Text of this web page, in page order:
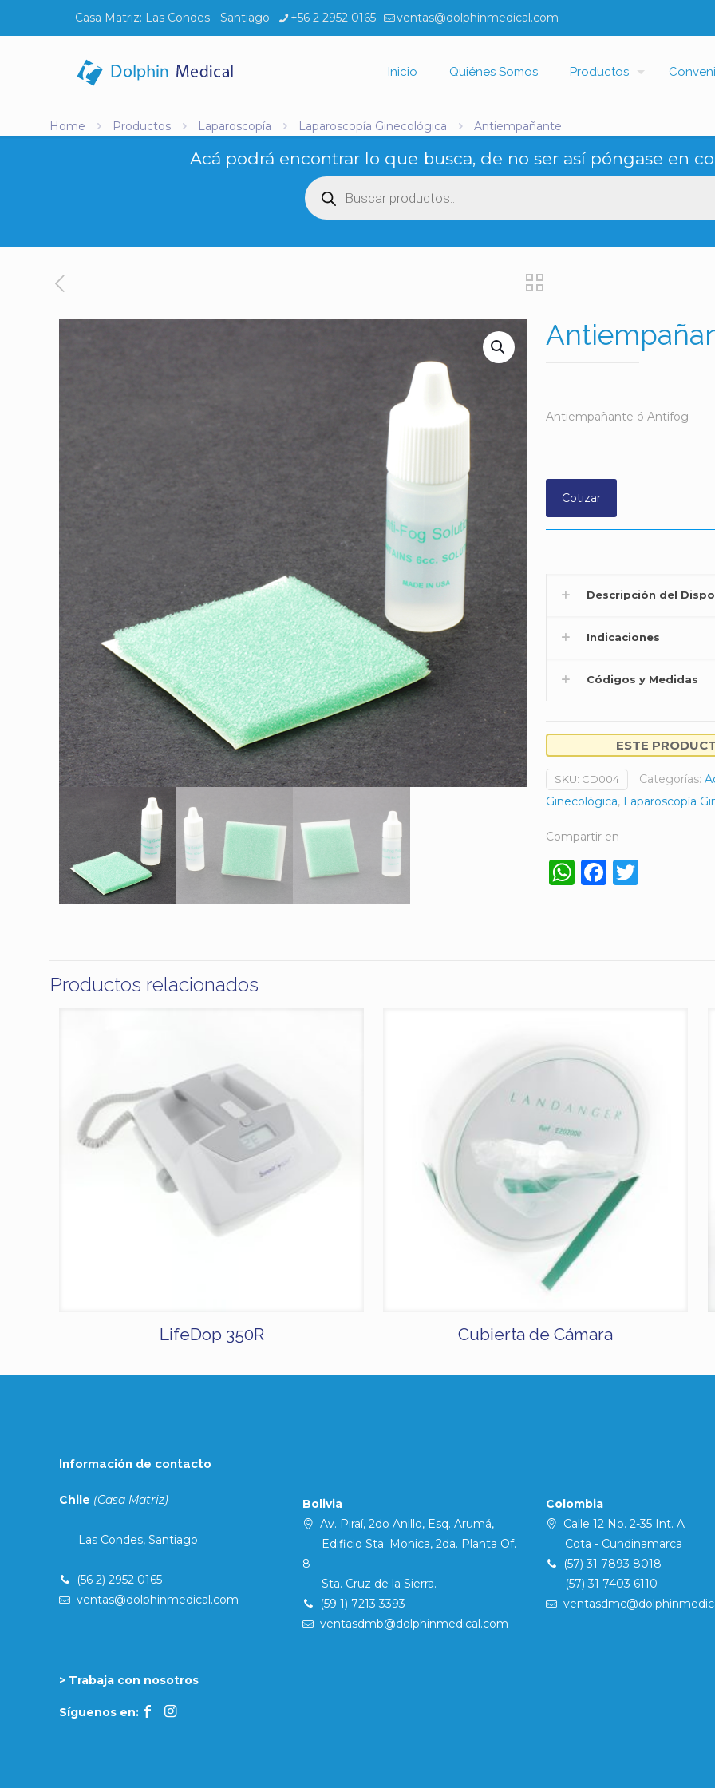
Casa Matriz: Las Condes - Santiago +56 2 2952 0165 ventas@dolphinmedical.com
Inicio Quiénes Somos Productos
Home Productos Laparoscopía Laparoscopía Ginecológica Antiempañante
Acá podrá encontrar lo que busca, de no ser así póngase en
Búsqueda
de
productos
Antiempañante ó Antifog
Cotizar
Descripción del
Indicaciones
Códigos y Medidas
ESTE
SKU: CD004 Categorías:
Ginecológica, Laparoscopía
Compartir en
WhatsApp
Facebook
Productos relacionados
LifeDop 350R Cubierta de Cámara
Información de contacto
Chile (Casa Matriz)
Las Condes, Santiago
(56 2) 2952 0165
ventas@dolphinmedical.com
> Trabaja con nosotros
Síguenos en:
Bolivia
Av. Piraí, 2do Anillo, Esq. Arumá,
Edificio Sta. Monica, 2da. Planta Of.
8
Sta. Cruz de la Sierra.
(59 1) 7213 3393
ventasdmb@dolphinmedical.com
Colombia
Calle 12 No. 2-35 Int. A
Cota - Cundinamarca
(57) 31 7893 8018
(57) 31 7403 6110